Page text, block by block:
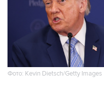
Фото: Kevin Dietsch/Getty Images